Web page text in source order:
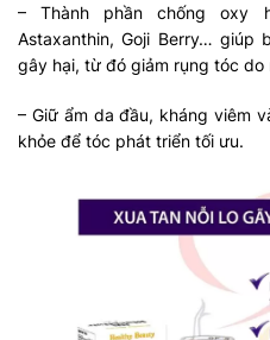
– Thành phần chống oxy
Astaxanthin, Goji Berry… giúp
gây hại, từ đó giảm rụng tóc
– Giữ ẩm da đầu, kháng viêm
khỏe để tóc phát triển tối ưu.